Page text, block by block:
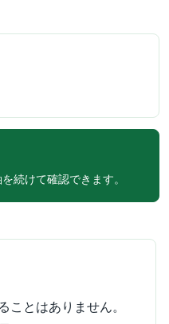
続けて確認できます。
ことはありません。